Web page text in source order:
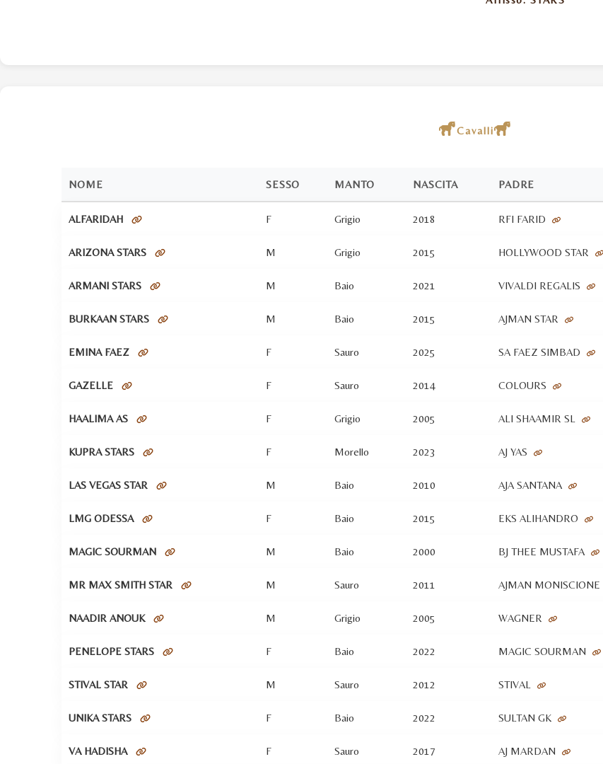
Cavalli
NOME SESSO MANTO NASCITA PADRE
ALFARIDAH F Grigio 2018 RFI FARID
ARIZONA STARS M Grigio 2015 HOLLYWOOD STAR
ARMANI STARS M Baio 2021 VIVALDI REGALIS
BURKAAN STARS M Baio 2015 AJMAN STAR
EMINA FAEZ F Sauro 2025 SA FAEZ SIMBAD
GAZELLE F Sauro 2014 COLOURS
HAALIMA AS F Grigio 2005 ALI SHAAMIR SL
KUPRA STARS F Morello 2023 AJ YAS
LAS VEGAS STAR M Baio 2010 AJA SANTANA
LMG ODESSA F Baio 2015 EKS ALIHANDRO
MAGIC SOURMAN M Baio 2000 BJ THEE MUSTAFA
MR MAX SMITH STAR M Sauro 2011 AJMAN MONISCIONE
NAADIR ANOUK M Grigio 2005 WAGNER
PENELOPE STARS F Baio 2022 MAGIC SOURMAN
STIVAL STAR M Sauro 2012 STIVAL
UNIKA STARS F Baio 2022 SULTAN GK
VA HADISHA F Sauro 2017 AJ MARDAN